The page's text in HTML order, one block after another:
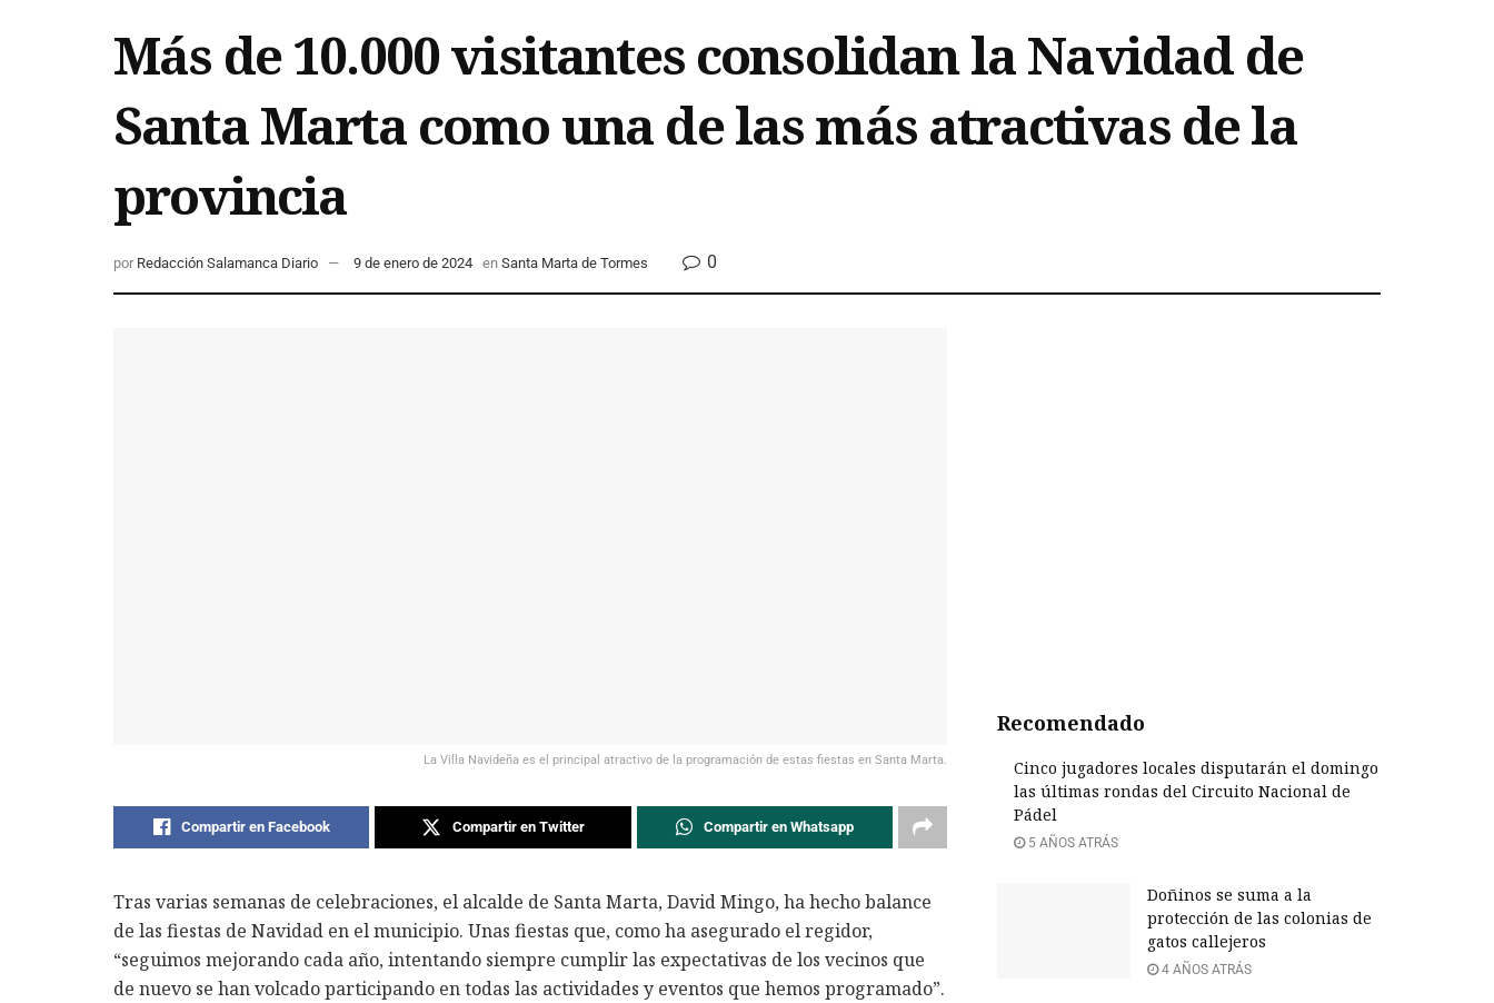
Más de 10.000 visitantes consolidan la Navidad de
Santa Marta como una de las más atractivas de la
provincia
por Redacción Salamanca Diario 9 de enero de 2024 en Santa Marta de Tormes 0
La Villa Navideña es el principal atractivo de la programación de estas fiestas en Santa Marta.
Compartir en Facebook Compartir en Twitter Compartir en Whatsapp
Tras varias semanas de celebraciones, el alcalde de Santa Marta, David Mingo, ha hecho balance
de las fiestas de Navidad en el municipio. Unas fiestas que, como ha asegurado el regidor,
“seguimos mejorando cada año, intentando siempre cumplir las expectativas de los vecinos que
de nuevo se han volcado participando en todas las actividades y eventos que hemos programado”.
Recomendado
Cinco jugadores locales disputarán el domingo
las últimas rondas del Circuito Nacional de
Pádel
5 AÑOS ATRÁS
Doñinos se suma a la
protección de las colonias de
gatos callejeros
4 AÑOS ATRÁS